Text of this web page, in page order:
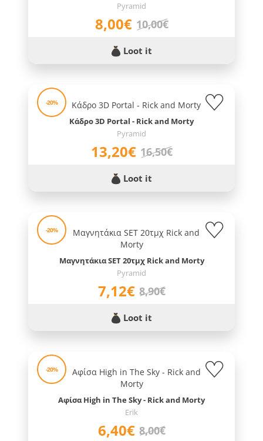
Pyramid
8,00€ 10,00€
Loot it
-20%
Κάδρο 3D Portal - Rick and Morty
Pyramid
13,20€ 16,50€
Loot it
-20%
Μαγνητάκια SET 20τμχ Rick and Morty
Pyramid
7,12€ 8,90€
Loot it
-20%
Αφίσα High in The Sky - Rick and Morty
Erik
6,40€ 8,00€